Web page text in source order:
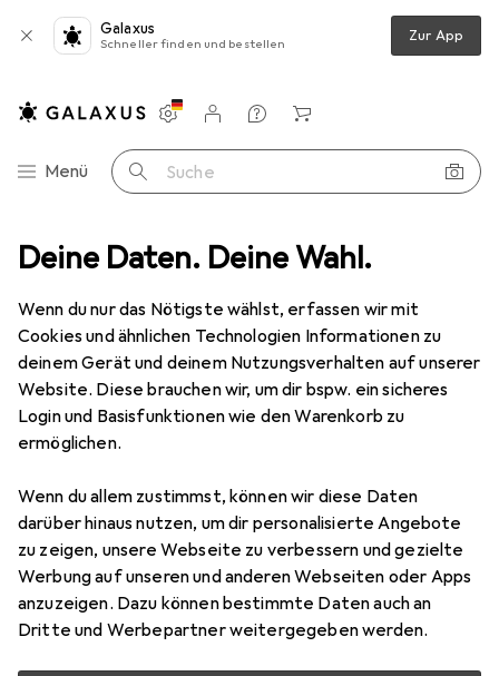
Deine Daten. Deine Wahl.
Wenn du nur das Nötigste wählst, erfassen wir mit
Cookies und ähnlichen Technologien Informationen zu
deinem Gerät und deinem Nutzungsverhalten auf unserer
Website. Diese brauchen wir, um dir bspw. ein sicheres
Login und Basisfunktionen wie den Warenkorb zu
ermöglichen.
Wenn du allem zustimmst, können wir diese Daten
darüber hinaus nutzen, um dir personalisierte Angebote
zu zeigen, unsere Webseite zu verbessern und gezielte
Werbung auf unseren und anderen Webseiten oder Apps
anzuzeigen. Dazu können bestimmte Daten auch an
Dritte und Werbepartner weitergegeben werden.
Galaxus
Schneller finden und bestellen Zur App
Navigation nach Kategorien
Menü Suche
Einstellungen
Kundenkonto
Vergleichslisten
Merklisten
Warenkorb
Transceiver Cisco 100mbps Single Mode Rugged Sfp
2 Bilder
Cisco100mbps Single Mode Rugged
Preis in EUR inkl. MwSt.
EUR
409,85
Schneller lieferbar
Angebot fürEUR
499,–